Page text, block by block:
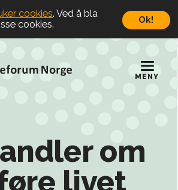
cookies. Ved å bla
cookies.
Ok!
om
livet